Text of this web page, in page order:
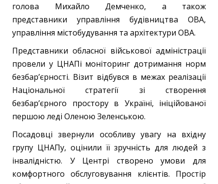
голова Михайло Демченко, а також
представники управління будівництва ОВА,
управління містобудування та архітектури ОВА.
Представники обласної військової адміністрації
провели у ЦНАПі моніторинг дотримання норм
безбар’єрності. Візит відбувся в межах реалізації
Національної стратегії зі створення
безбар’єрного простору в Україні, ініційованої
першою леді Оленою Зеленською.
Посадовці звернули особливу увагу на вхідну
групу ЦНАПу, оцінили її зручність для людей з
інвалідністю. У Центрі створено умови для
комфортного обслуговування клієнтів. Простір